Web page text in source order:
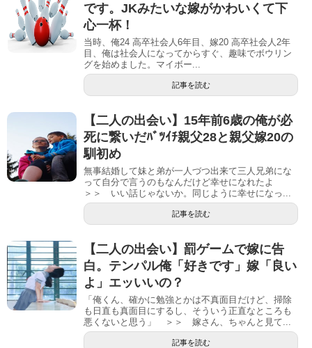
です。JKみたいな嫁がかわいくて下
心一杯！
当時、俺24 高卒社会人6年目、嫁20 高卒社会人2年
目、俺は社会人になってからすぐ、趣味でボウリン
グを始めました。マイボー...
記事を読む
【二人の出会い】15年前6歳の俺が必
死に繋いだﾊﾞﾂｲﾁ親父28と親父嫁20の
馴初め
無事結婚して妹と弟が一人づつ出来て三人兄弟にな
って自分で言うのもなんだけど幸せになれたよ
＞＞ いい話じゃないか。同じように幸せになっ...
記事を読む
【二人の出会い】罰ゲームで嫁に告
白。テンパル俺「好きです」嫁「良い
よ」エッいいの？
「俺くん、確かに勉強とかは不真面目だけど、掃除
も日直も真面目にするし、そういう正直なところも
悪くないと思う」 ＞＞ 嫁さん、ちゃんと見て...
記事を読む